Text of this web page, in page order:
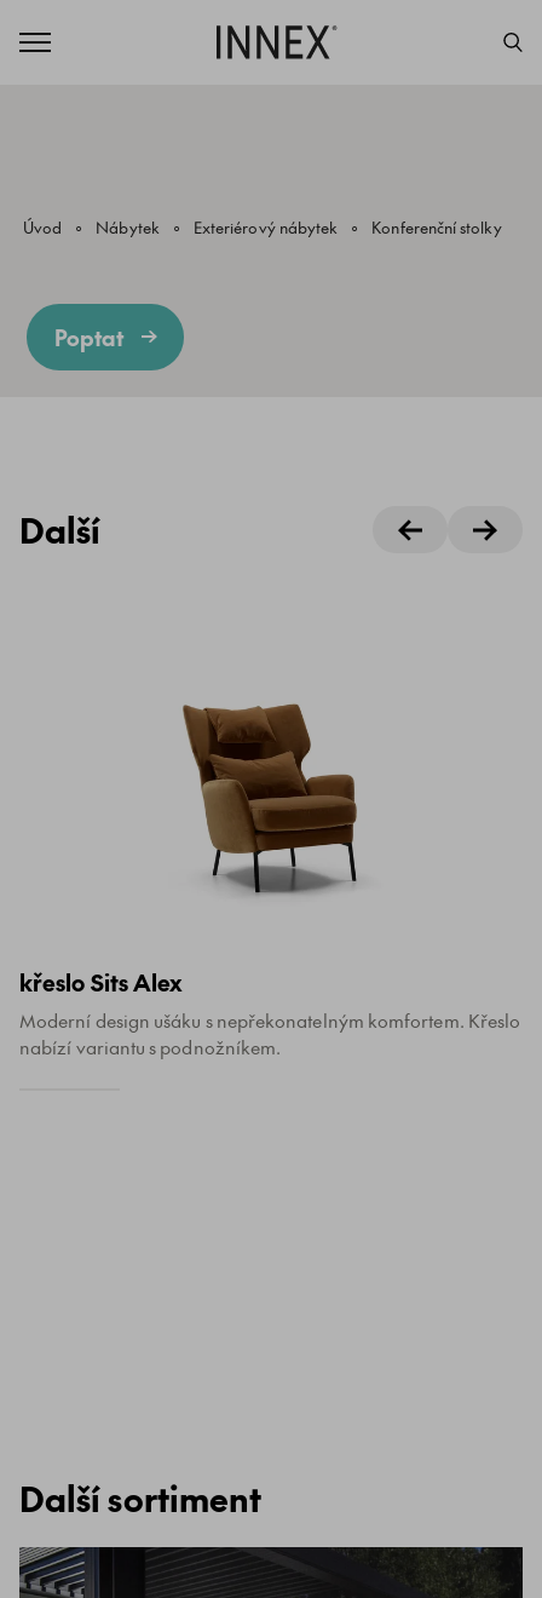
Úvod Nábytek Exteriérový nábytek Konferenční stolky
Poptat
Další
křeslo Sits Alex
Moderní design ušáku s nepřekonatelným komfortem. Křeslo
nabízí variantu s podnožníkem.
Další sortiment